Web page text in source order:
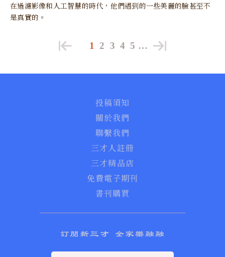
在過濾影像和人工智慧的時代，他們遇到的一些美麗的臉甚至不
是真實的。
1 2 3 4 5 …
投稿須知
關於我們
聯繫我們
三才人註冊
三才精品店
免費電子期刊
書刊購買
訂閱新三才 全家樂融融